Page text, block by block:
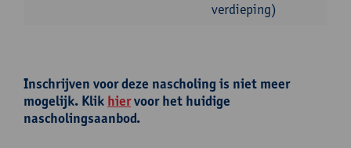
verdieping)
Inschrijven voor deze nascholing is niet meer
mogelijk. Klik hiervoor het huidige
nascholingsaanbod.